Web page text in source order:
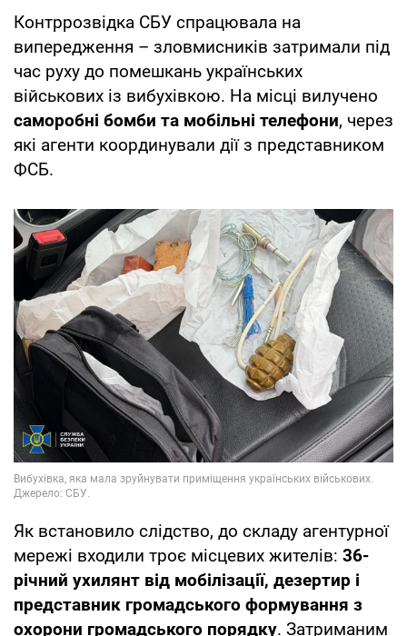
Контррозвідка СБУ спрацювала на
випередження – зловмисників затримали під
час руху до помешкань українських
військових із вибухівкою. На місці вилучено
саморобні бомби та мобільні телефони, через
які агенти координували дії з представником
ФСБ.
Як встановило слідство, до складу агентурної
мережі входили троє місцевих жителів: 36-
річний ухилянт від мобілізації, дезертир і
представник громадського формування з
охорони громадського порядку. Затриманим